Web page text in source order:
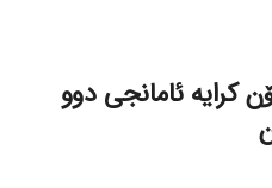
کرایە ئامانجی دوو